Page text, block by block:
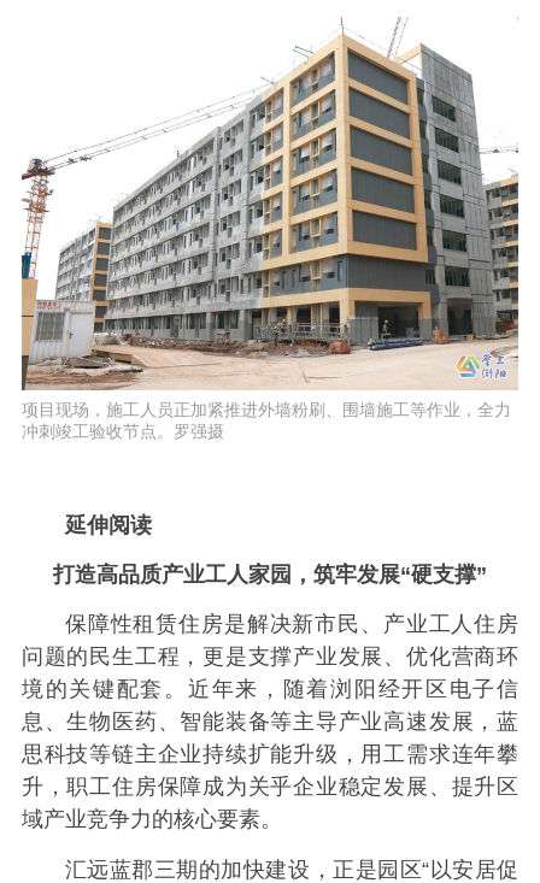
项目现场，施工人员正加紧推进外墙粉刷、围墙施工等作业，全力
冲刺竣工验收节点。罗强摄
延伸阅读
打造高品质产业工人家园，筑牢发展“硬支撑”
保障性租赁住房是解决新市民、产业工人住房
问题的民生工程，更是支撑产业发展、优化营商环
境的关键配套。近年来，随着浏阳经开区电子信
息、生物医药、智能装备等主导产业高速发展，蓝
思科技等链主企业持续扩能升级，用工需求连年攀
升，职工住房保障成为关乎企业稳定发展、提升区
域产业竞争力的核心要素。
汇远蓝郡三期的加快建设，正是园区“以安居促